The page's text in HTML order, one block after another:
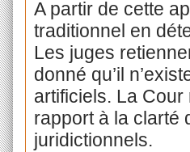
A partir de cette
traditionnel en
Les juges
donné qu’il
artificiels. La
rapport à la clarté
juridictionnels.